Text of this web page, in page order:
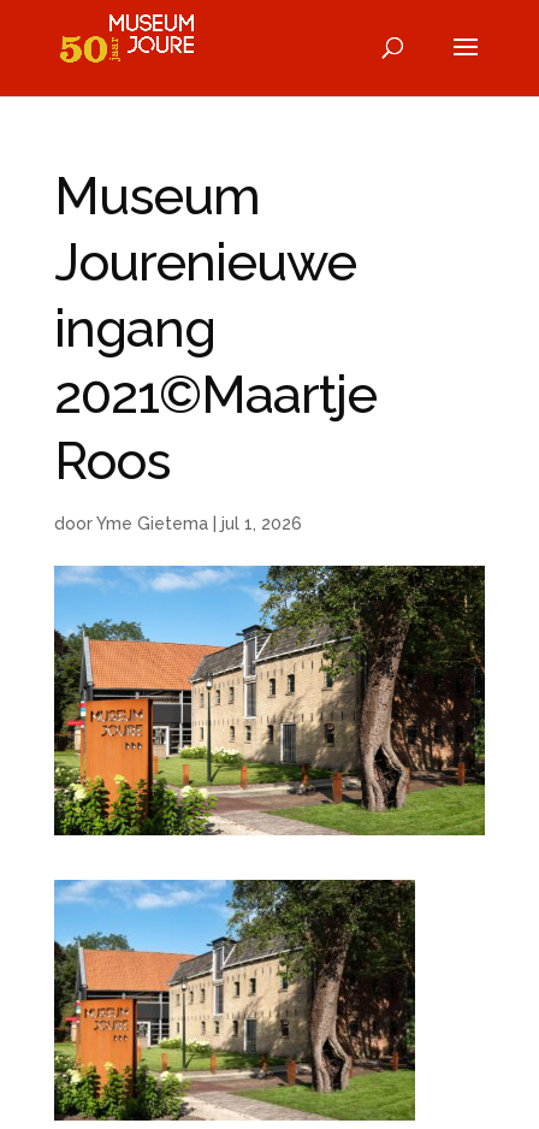
Museum
Jourenieuwe
ingang
2021©Maartje
Roos
doorYme Gietema| jul 1, 2026